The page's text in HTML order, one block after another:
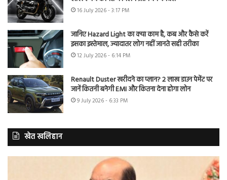
16 July 2026 - 3:17 PM
जानिए Hazard Light का क्या काम है, कब और कैसे करें
इसका इस्तेमाल, ज्यादातर लोग नहीं जानते सही तरीका
12 July 2026 - 6:14 PM
Renault Duster खरीदने का प्लान? 2 लाख डाउन पेमेंट पर
जानें कितनी बनेगी EMI और कितना देना होगा लोन
9 July 2026 - 6:33 PM
खेत खलिहान